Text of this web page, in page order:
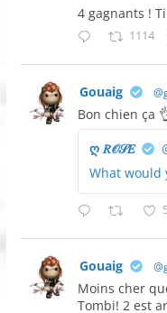
4 gagnants !
1114
Gouaig
Bon chien ça
ღ 𝑅𝒪𝒮𝐸
What would
Gouaig
Moins cher
Tombi! 2 est